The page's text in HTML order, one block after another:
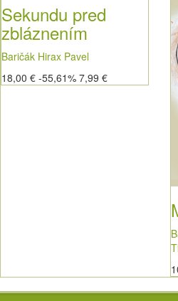
Sekundu pred
zbláznením
Baričák Hirax Pavel
18,00 € -55,61% 7,99 €